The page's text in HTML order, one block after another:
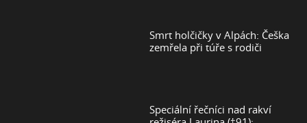
Smrt holčičky v Alpách: Češka
zemřela při túře s rodiči
Speciální řečníci nad rakví